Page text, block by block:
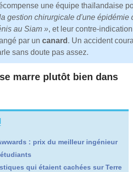
une équipe thaïlandaise
gestion chirurgicale d'une épidémie
au Siam », et leur contre-
par un canard . Un accident
sans doute pas assez.
marre plutôt bien dans
: prix du meilleur ingénieur
qui étaient cachées sur Terre